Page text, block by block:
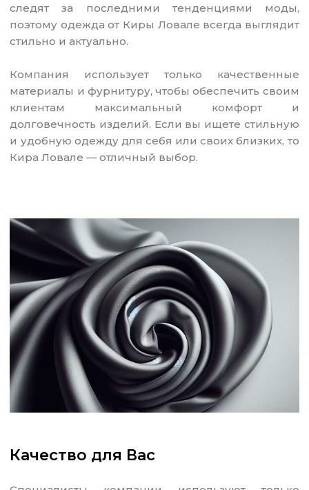
следят за последними тенденциями моды,
поэтому одежда от Киры Ловале всегда выглядит
стильно и актуально.
Компания использует только качественные
материалы и фурнитуру, чтобы обеспечить своим
клиентам максимальный комфорт и
долговечность изделий. Если вы ищете стильную
и удобную одежду для себя или своих близких, то
Кира Ловале — отличный выбор.
Качество для Вас